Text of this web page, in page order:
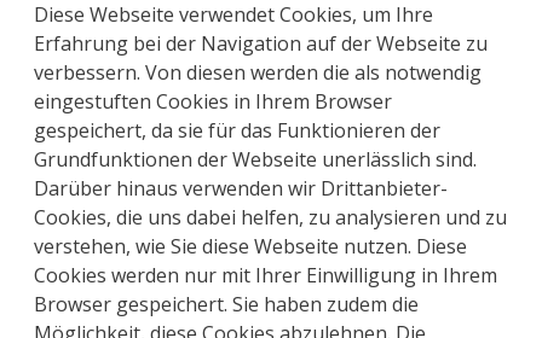
Diese Webseite verwendet Cookies, um Ihre
Erfahrung bei der Navigation auf der Webseite zu
verbessern. Von diesen werden die als notwendig
eingestuften Cookies in Ihrem Browser
gespeichert, da sie für das Funktionieren der
Grundfunktionen der Webseite unerlässlich sind.
Darüber hinaus verwenden wir Drittanbieter-
Cookies, die uns dabei helfen, zu analysieren und zu
verstehen, wie Sie diese Webseite nutzen. Diese
Cookies werden nur mit Ihrer Einwilligung in Ihrem
Browser gespeichert. Sie haben zudem die